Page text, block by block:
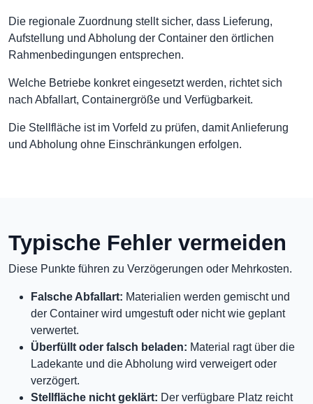
Die regionale Zuordnung stellt sicher, dass Lieferung,
Aufstellung und Abholung der Container den örtlichen
Rahmenbedingungen entsprechen.
Welche Betriebe konkret eingesetzt werden, richtet sich
nach Abfallart, Containergröße und Verfügbarkeit.
Die Stellfläche ist im Vorfeld zu prüfen, damit Anlieferung
und Abholung ohne Einschränkungen erfolgen.
Typische Fehler vermeiden
Diese Punkte führen zu Verzögerungen oder Mehrkosten.
Falsche Abfallart: Materialien werden gemischt und
der Container wird umgestuft oder nicht wie geplant
verwertet.
Überfüllt oder falsch beladen: Material ragt über die
Ladekante und die Abholung wird verweigert oder
verzögert.
Stellfläche nicht geklärt: Der verfügbare Platz reicht